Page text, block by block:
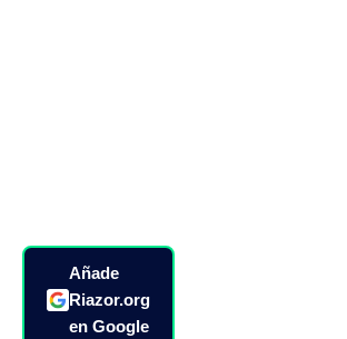
Añade
Riazor.org
en Google